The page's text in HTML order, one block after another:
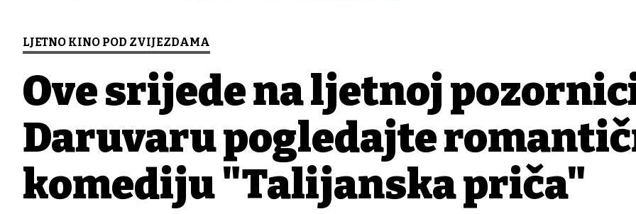
LJETNO KINO POD ZVIJEZDAMA
Ove srijede na ljetnoj
Daruvaru pogledajte
komediju "Talijanska priča"